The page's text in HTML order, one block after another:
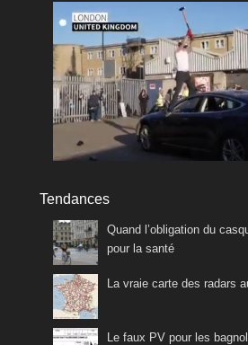
Tendances
Quand l’obligation du
pour la santé
La vraie carte des radars
Le faux PV pour les